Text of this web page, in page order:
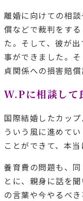
離婚に向けての相
償などで裁判をす
た。そして、彼が
事ができました。
貞関係への損害賠償
W.Pに相談して
国際結婚したカッ
ういう風に進めて
ことができて、本当
養育費の問題も、
とに、親身に話を
の言葉や今やるべ